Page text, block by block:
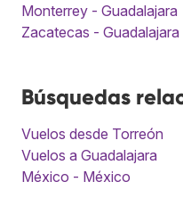
Monterrey - Guadalajara
Zacatecas - Guadalajara
Búsquedas
Vuelos desde Torreón
Vuelos a Guadalajara
México - México